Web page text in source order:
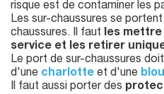
risque est de contaminer les
Les sur-chaussures se
chaussures. Il faut les
service et les retirer
Le port de sur-chaussures
d'une charlotte et d'une
Il faut aussi porter des